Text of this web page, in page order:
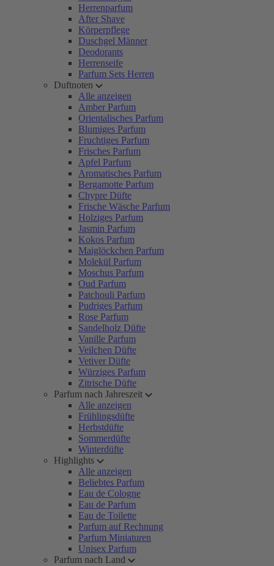
Herrenparfum
After Shave
Körperpflege
Duschgel Männer
Deodorants
Herrenseife
Parfum Sets Herren
Duftnoten
Alle anzeigen
Amber Parfum
Orientalisches Parfum
Blumiges Parfum
Fruchtiges Parfum
Frisches Parfum
Apfel Parfum
Aromatisches Parfum
Bergamotte Parfum
Chypre Düfte
Frische Wäsche Parfum
Holziges Parfum
Jasmin Parfum
Kokos Parfum
Maiglöckchen Parfum
Molekül Parfum
Moschus Parfum
Oud Parfum
Patchouli Parfum
Pudriges Parfum
Rose Parfum
Sandelholz Düfte
Vanille Parfum
Veilchen Düfte
Vetiver Düfte
Würziges Parfum
Zitrische Düfte
Parfum nach Jahreszeit
Alle anzeigen
Frühlingsdüfte
Herbstdüfte
Sommerdüfte
Winterdüfte
Highlights
Alle anzeigen
Beliebtes Parfum
Eau de Cologne
Eau de Parfum
Eau de Toilette
Parfum auf Rechnung
Parfum Miniaturen
Unisex Parfum
Parfum nach Land